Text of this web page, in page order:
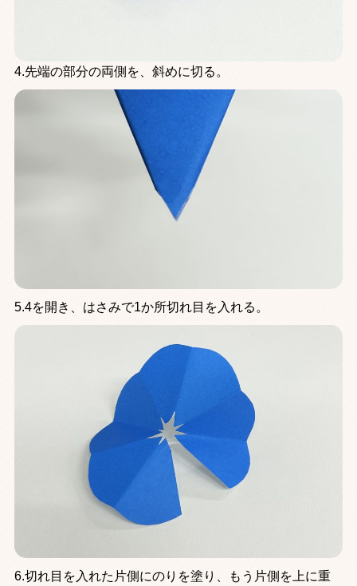
4.先端の部分の両側を、斜めに切る。
5.4を開き、はさみで1か所切れ目を入れる。
6.切れ目を入れた片側にのりを塗り、もう片側を上に重